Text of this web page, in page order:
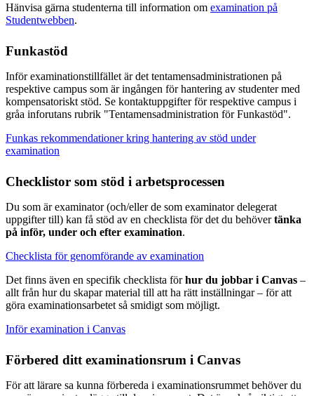
Hänvisa gärna studenterna till information om examination på
Studentwebben.
Funkastöd
Inför examinationstillfället är det tentamensadministrationen på
respektive campus som är ingången för hantering av studenter med
kompensatoriskt stöd. Se kontaktuppgifter för respektive campus i
gråa inforutans rubrik "Tentamensadministration för Funkastöd".
Funkas rekommendationer kring hantering av stöd under
examination
Checklistor som stöd i arbetsprocessen
Du som är examinator (och/eller de som examinator delegerat
uppgifter till) kan få stöd av en checklista för det du behövertänka
på inför, under och efter examination.
Checklista för genomförande av examination
Det finns även en specifik checklista förhur du jobbar i Canvas –
allt från hur du skapar material till att ha rätt inställningar – för att
göra examinationsarbetet så smidigt som möjligt.
Inför examination i Canvas
Förbered ditt examinationsrum i Canvas
För att lärare sa kunna förbereda i examinationsrummet behöver du